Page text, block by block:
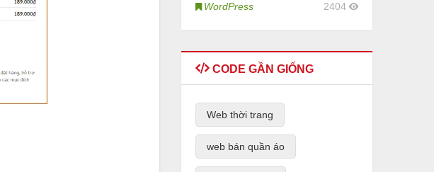
WordPress 2404
CODE GẦN GIỐNG
Web thời trang
web bán quần áo